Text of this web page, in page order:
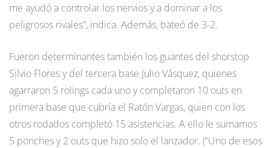
me ayudó a controlar los nervios y a dominar a los
peligrosos rivales”, indica. Además, bateó de 3-2.
Fueron determinantes también los guantes del shorstop
Silvio Flores y del tercera base Julio Vásquez, quienes
agarraron 5 rolings cada uno y completaron 10 outs en
primera base que cubría el Ratón Vargas, quien con los
otros rodados completó 15 asistencias. A ello le sumamos
5 ponches y 2 outs que hizo solo el lanzador. (“Uno de esos